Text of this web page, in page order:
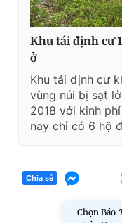
Khu tái định cư
ở
Khu tái định cư
vùng núi bị sạt
2018 với kinh
nay chỉ có 6 hộ
Chia sẻ
Chọn Báo